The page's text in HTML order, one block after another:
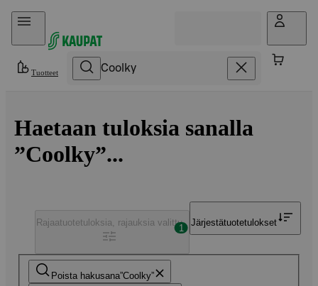
Hyppää sisältöön
Tuotteet
Haetaan tuloksia sanalla
”Coolky”...
Poista hakusana Coolky
Rajaatuotetuloksia, rajauksia valittu
1
Järjestätuotetulokset